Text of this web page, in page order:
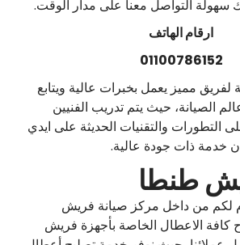
سهولة التواصل معنا على مدار الوقت.
ارقام الهاتف
01100786152
مميز يعمل بخبرات عالية ويتابع
الصيانة، حيث يتم تدريب الفنيين
التطورات والتقنيات الحديثة على ايدي
خدمة ذات جودة عالية.
طنطا
لكم من داخل مركز صيانة فريش
كافة الاعطال الخاصة بأجهزة فريش